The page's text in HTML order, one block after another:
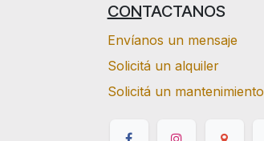
CONTACTANOS
Envíanos un mensaje
Solicitá un alquiler
Solicitá un mantenimiento